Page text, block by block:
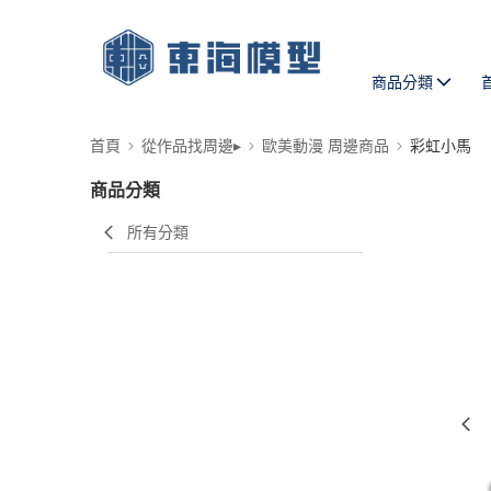
商品分類
首頁 從作品找周邊▸ 歐美動漫 周邊商品 彩虹小馬
商品分類
所有分類